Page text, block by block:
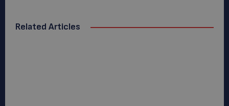
Related Articles